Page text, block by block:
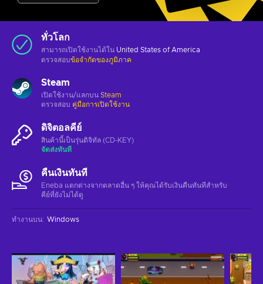
ทั่วโลก
สามารถเปิดใช้งานได้ใน United States of America
ตรวจสอบข้อจำกัดของภูมิภาค
Steam
เปิดใช้งาน/แลกบน Steam
ตรวจสอบ คู่มือการเปิดใช้งาน
ดิจิตอลคีย์
สินค้านี้เป็นรุ่นดิจิทัล (CD-KEY)
จัดส่งทันที
คืนเงินทันที
Eneba แตกต่างจากตลาดอื่น ๆ ให้คุณได้รับเงินคืนทันทีสําหรับ
คีย์ที่ยังไม่ได้ดู
ทำงานบน: Windows